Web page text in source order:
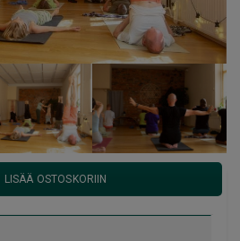
LISÄÄ OSTOSKORIIN